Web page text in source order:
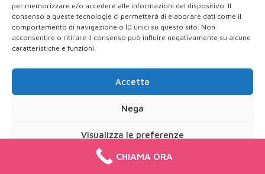
per memorizzare e/o accedere alle informazioni del dispositivo. Il
consenso a queste tecnologie ci permetterà di elaborare dati come il
comportamento di navigazione o ID unici su questo sito. Non
acconsentire o ritirare il consenso può influire negativamente su alcune
caratteristiche e funzioni.
Accetta
Nega
Visualizza le preferenze
Cookie PolicyPrivacy Policy
CHIAMA ORA